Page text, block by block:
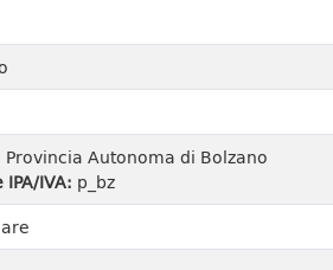
Provincia Autonoma di Bolzano
IVA: p_bz